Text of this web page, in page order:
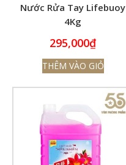
Nước Rửa Tay Lifebuoy
4Kg
295,000₫
THÊM VÀO GIỎ